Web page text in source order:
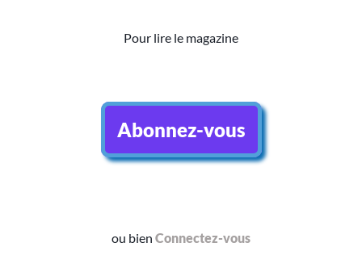
Pour lire le magazine
Abonnez-vous
ou bien Connectez-vous